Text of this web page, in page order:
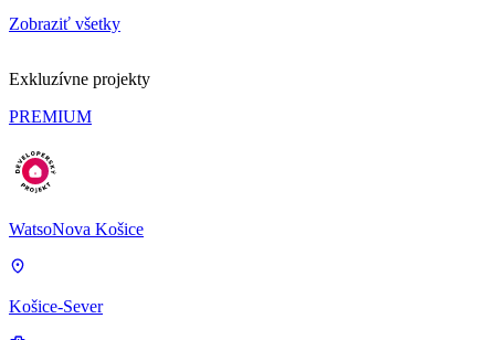
Zobraziť všetky
Exkluzívne projekty
PREMIUM
WatsoNova Košice
Košice-Sever